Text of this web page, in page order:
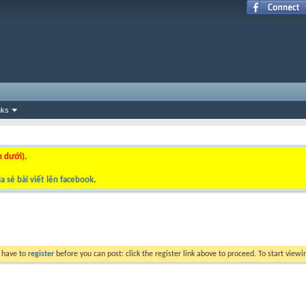
dưới).
sẻ bài viết lên facebook.
to register before you can post: click the register link above to proceed. To start